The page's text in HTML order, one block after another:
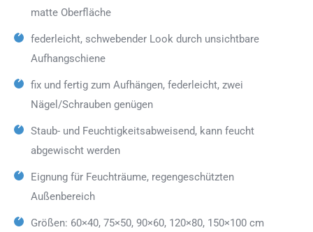
matte Oberfläche
federleicht, schwebender Look durch unsichtbare
Aufhangschiene
fix und fertig zum Aufhängen, federleicht, zwei
Nägel/Schrauben genügen
Staub- und Feuchtigkeitsabweisend, kann feucht
abgewischt werden
Eignung für Feuchträume, regengeschützten
Außenbereich
Größen: 60×40, 75×50, 90×60, 120×80, 150×100 cm